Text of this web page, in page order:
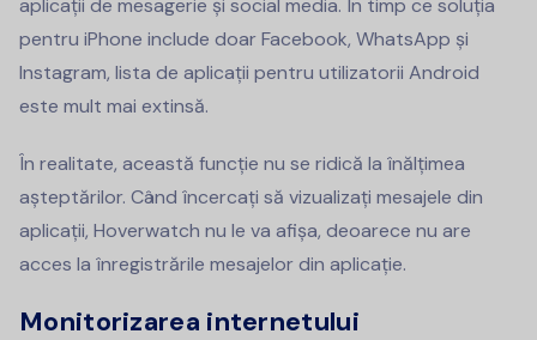
aplicații de mesagerie și social media. În timp ce soluția
pentru iPhone include doar Facebook, WhatsApp și
Instagram, lista de aplicații pentru utilizatorii Android
este mult mai extinsă.
În realitate, această funcție nu se ridică la înălțimea
așteptărilor. Când încercați să vizualizați mesajele din
aplicații, Hoverwatch nu le va afișa, deoarece nu are
acces la înregistrările mesajelor din aplicație.
Monitorizarea internetului